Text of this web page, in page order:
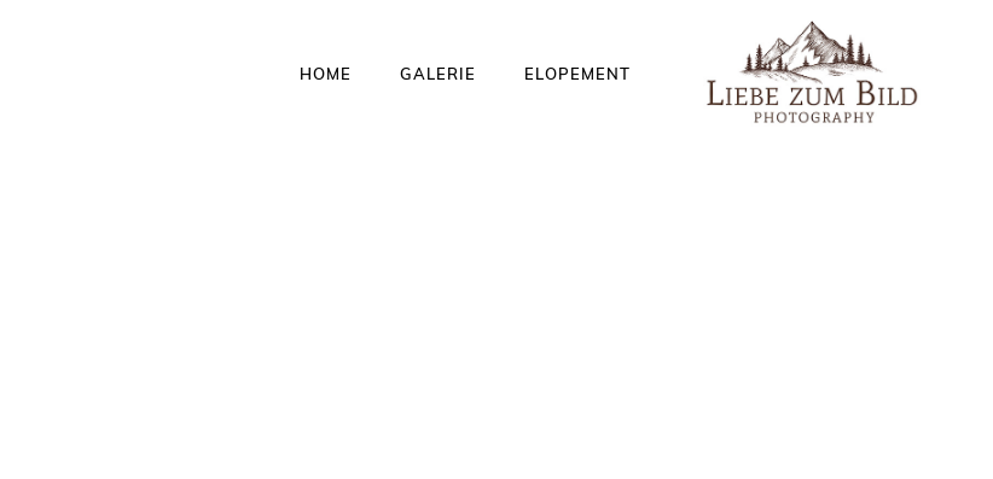
HOME GALERIE ELOPEMENT